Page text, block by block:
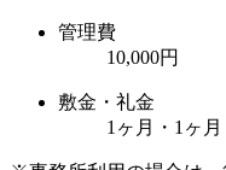
管理費
10,000円
敷金・礼金
1ヶ月・1ヶ月